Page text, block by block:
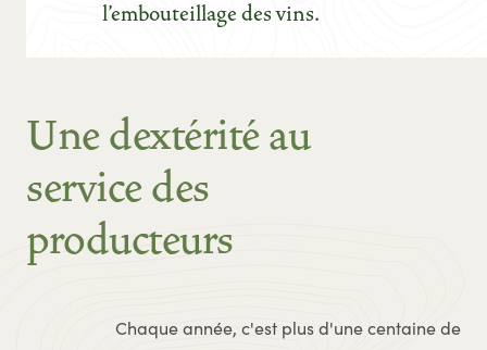
l’embouteillage des vins.
Une dextérité au
service des
producteurs
Chaque année, c'est plus d'une centaine de